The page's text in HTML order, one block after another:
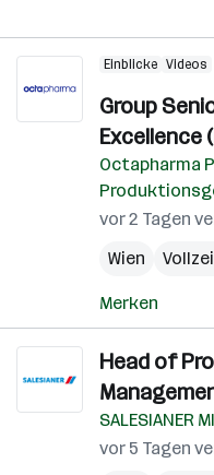
Einblicke Videos
Group
Excellence
Octapharma
vor 2 Tagen
Wien
Merken
Head of
SALESIANER
vor 5 Tagen